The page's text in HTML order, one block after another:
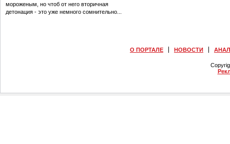
мороженым, но чтоб от него вторичная
детонация - это уже немного сомнительно...
О ПОРТАЛЕ НОВОСТИ